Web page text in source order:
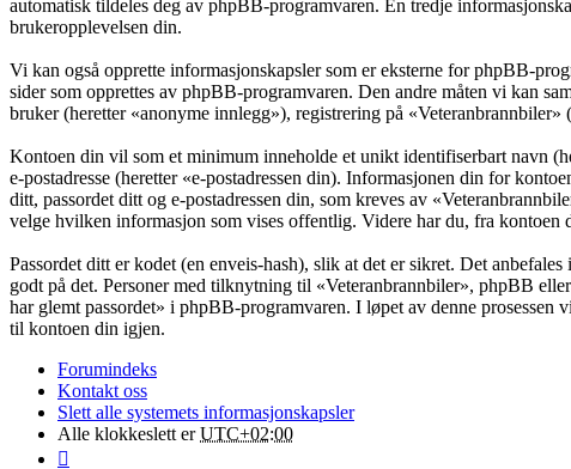
automatisk tildeles deg av phpBB-programvaren. En tredje
brukeropplevelsen din.
Vi kan også opprette informasjonskapsler som er eksterne for phpBB-
sider som opprettes av phpBB-programvaren. Den andre måten vi kan
bruker (heretter «anonyme innlegg»), registrering på
Kontoen din vil som et minimum inneholde et unikt identifiserbart navn
e-postadresse (heretter «e-postadressen din). Informasjonen din for
ditt, passordet ditt og e-postadressen din, som kreves av
velge hvilken informasjon som vises offentlig. Videre har du, fra
Passordet ditt er kodet (en enveis-hash), slik at det er sikret. Det
godt på det. Personer med tilknytning til «Veteranbrannbiler», phpBB
har glemt passordet» i phpBB-programvaren. I løpet av denne
til kontoen din igjen.
Forumindeks
Kontakt oss
Slett alle systemets informasjonskapsler
Alle klokkeslett erUTC+02:00